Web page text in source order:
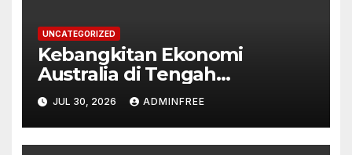
UNCATEGORIZED
Kebangkitan Ekonomi
Australia di Tengah
Tantangan Global
JUL 30, 2026 ADMINFREE